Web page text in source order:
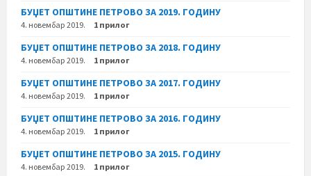
БУЏЕТ ОПШТИНЕ ПЕТРОВО ЗА 2019. ГОДИНУ
4. новембар 2019. 1 прилог
БУЏЕТ ОПШТИНЕ ПЕТРОВО ЗА 2018. ГОДИНУ
4. новембар 2019. 1 прилог
БУЏЕТ ОПШТИНЕ ПЕТРОВО ЗА 2017. ГОДИНУ
4. новембар 2019. 1 прилог
БУЏЕТ ОПШТИНЕ ПЕТРОВО ЗА 2016. ГОДИНУ
4. новембар 2019. 1 прилог
БУЏЕТ ОПШТИНЕ ПЕТРОВО ЗА 2015. ГОДИНУ
4. новембар 2019. 1 прилог